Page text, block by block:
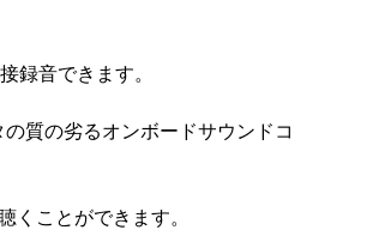
録音できます。
質の劣るオンボードサウンドコ
くことができます。